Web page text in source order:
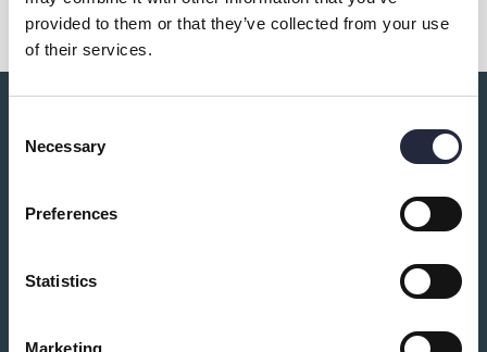
provided to them or that they’ve collected from your use
of their services.
Selection
Necessary
Preferences
Statistics
Marketing
Du kanske också är intresserad av: